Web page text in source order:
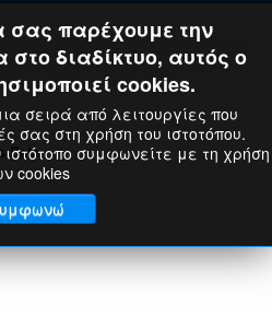
Data
σας παρέχουμε την
στο διαδίκτυο, αυτός ο
cookies.
σειρά από λειτουργίες που
σας στη χρήση του ιστοτόπου.
συμφωνείτε με τη χρήση
cookies